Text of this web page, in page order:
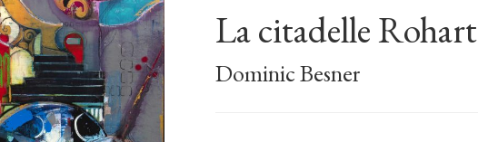
La citadelle Rohart
Dominic Besner